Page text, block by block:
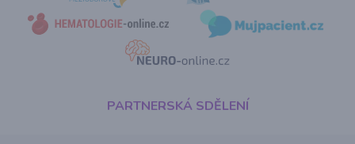
PARTNERSKÁ SDĚLENÍ